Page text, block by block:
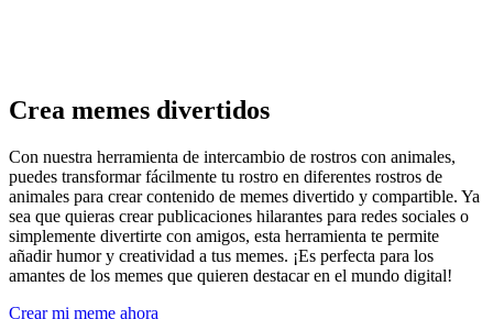
Crea memes divertidos
Con nuestra herramienta de intercambio de rostros con animales,
puedes transformar fácilmente tu rostro en diferentes rostros de
animales para crear contenido de memes divertido y compartible. Ya
sea que quieras crear publicaciones hilarantes para redes sociales o
simplemente divertirte con amigos, esta herramienta te permite
añadir humor y creatividad a tus memes. ¡Es perfecta para los
amantes de los memes que quieren destacar en el mundo digital!
Crear mi meme ahora